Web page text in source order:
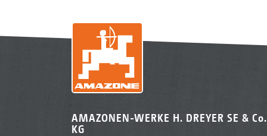
AMAZONEN-WERKE H. DREYER SE & Co.
KG